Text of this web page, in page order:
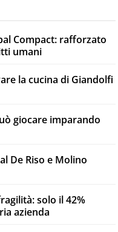
Compact: rafforzato
umani
la cucina di Giandolfi
giocare imparando
De Riso e Molino
solo il 42%
azienda